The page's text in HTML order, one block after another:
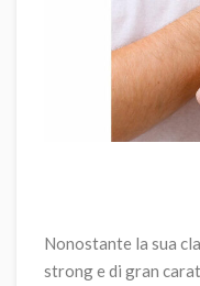
Nonostante la sua
strong e di gran